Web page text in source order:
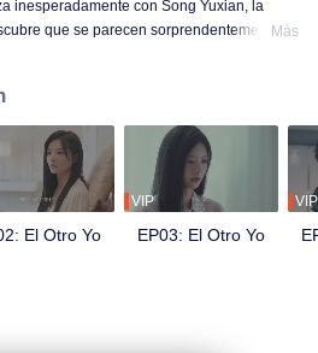
inesperadamente con Song Yuxian, la
que se parecen sorprendentemente.
preocupado. Parece saber todo sobre
Más
El Otro Yo
VIP
EP03: El Otro Yo
VIP